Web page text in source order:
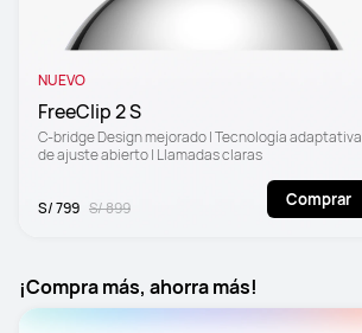
NUEVO
C-bridge Design mejorado | Tecnología adaptativa
de ajuste abierto | Llamadas claras
S/ 799 S/ 899 Comprar
¡Compra más, ahorra más!